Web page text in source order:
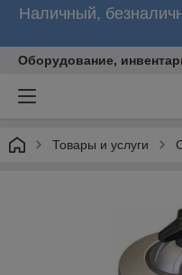
Наличный,
Оборудование,
Товары и услуги